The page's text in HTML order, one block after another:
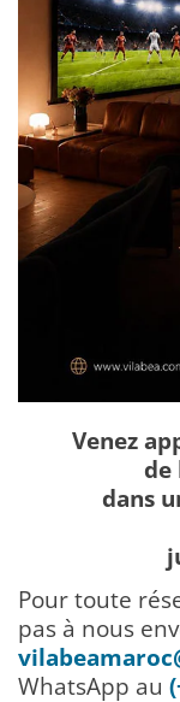
Venez
de
dans
Pour toute
pas à nous
WhatsApp au